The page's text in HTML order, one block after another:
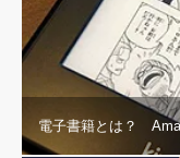
電子書籍とは？